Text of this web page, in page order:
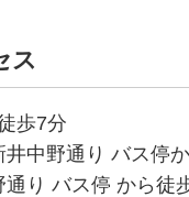
ス
歩7分
中野通り バス停
り バス停 から徒